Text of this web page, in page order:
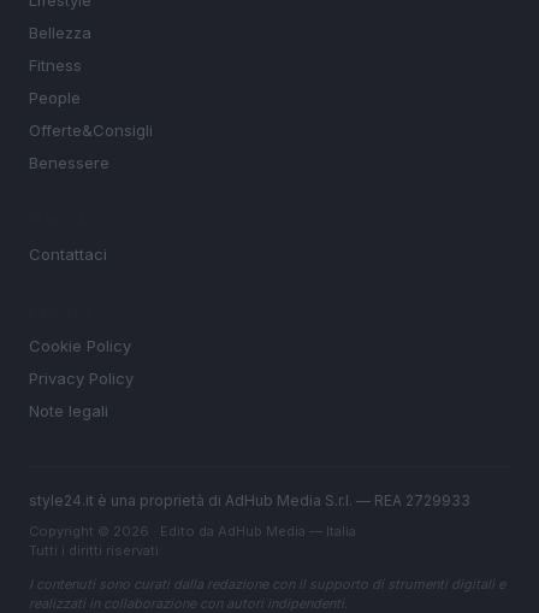
Bellezza
Fitness
People
Offerte&Consigli
Benessere
Contattaci
Cookie Policy
Privacy Policy
Note legali
style24.it è una proprietà di AdHub Media S.r.l. — REA 2729933
Copyright © 2026 · Edito da AdHub Media — Italia
Tutti i diritti riservati
I contenuti sono curati dalla redazione con il supporto di strumenti digitali e
realizzati in collaborazione con autori indipendenti.